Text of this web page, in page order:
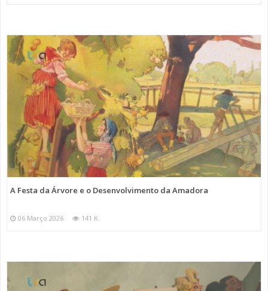
A Festa da Árvore e o Desenvolvimento da Amadora
06 Março 2026 141 K